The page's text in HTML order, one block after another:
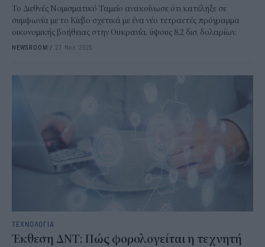
Το Διεθνές Νομισματικό Ταμείο ανακοίνωσε ότι κατέληξε σε
συμφωνία με το Κίεβο σχετικά με ένα νέο τετραετές πρόγραμμα
οικονομικής βοήθειας στην Ουκρανία, ύψους 8,2 δισ. δολαρίων.
NEWSROOM / 27 Νοε 2025
ΤΕΧΝΟΛΟΓΙΑ
Έκθεση ΔΝΤ: Πώς φορολογείται η τεχνητή